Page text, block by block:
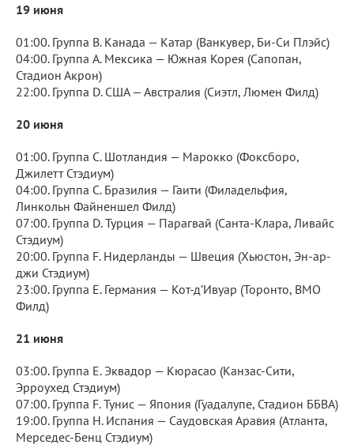
19 июня
01:00. Группа B. Канада — Катар (Ванкувер, Би-Си Плэйс)
04:00. Группа A. Мексика — Южная Корея (Сапопан,
Стадион Акрон)
22:00. Группа D. США — Австралия (Сиэтл, Люмен Филд)
20 июня
01:00. Группа C. Шотландия — Марокко (Фоксборо,
Джилетт Стэдиум)
04:00. Группа C. Бразилия — Гаити (Филадельфия,
Линкольн Файненшел Филд)
07:00. Группа D. Турция — Парагвай (Санта-Клара, Ливайс
Стэдиум)
20:00. Группа F. Нидерланды — Швеция (Хьюстон, Эн-ар-
джи Стэдиум)
23:00. Группа E. Германия — Кот-д’Ивуар (Торонто, BMO
Филд)
21 июня
03:00. Группа E. Эквадор — Кюрасао (Канзас-Сити,
Эрроухед Стэдиум)
07:00. Группа F. Тунис — Япония (Гуадалупе, Стадион ББВА)
19:00. Группа H. Испания — Саудовская Аравия (Атланта,
Мерседес-Бенц Стэдиум)